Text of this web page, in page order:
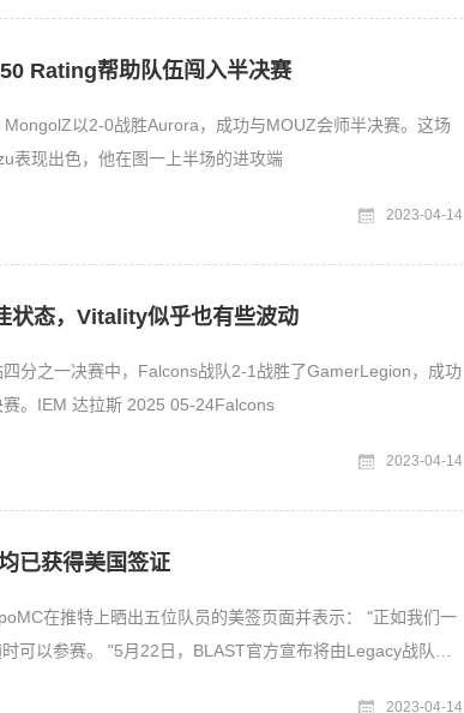
Rating帮助队伍闯入半决赛
以2-0战胜Aurora，成功与MOUZ会师半决赛。这场
表现出色，他在图一上半场的进攻端
2023-04-14
状态，Vitality似乎也有些波动
分之一决赛中，Falcons战队2-1战胜了GamerLegion，成功
晋级至本次IEM 达拉斯站的半决赛。IEM 达拉斯 2025 05-24Falcons
2023-04-14
已获得美国签证
在推特上晒出五位队员的美签页面并表示： "正如我们一
可以参赛。 "5月22日，BLAST官方宣布将由Legacy战队顶
2023-04-14